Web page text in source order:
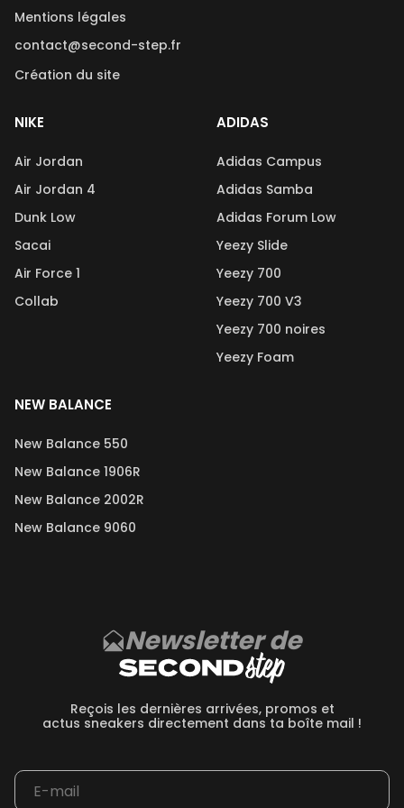
Mentions légales
contact@second-step.fr
Création du site
NIKE
Air Jordan
Air Jordan 4
Dunk Low
Sacai
Air Force 1
Collab
ADIDAS
Adidas Campus
Adidas Samba
Adidas Forum Low
Yeezy Slide
Yeezy 700
Yeezy 700 V3
Yeezy 700 noires
Yeezy Foam
NEW BALANCE
New Balance 550
New Balance 1906R
New Balance 2002R
New Balance 9060
Newsletter de
Reçois les dernières arrivées, promos et
actus sneakers directement dans ta boîte mail !